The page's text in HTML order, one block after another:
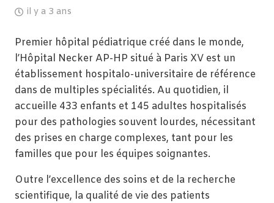
il y a 3 ans
Premier hôpital pédiatrique créé dans le monde,
l’Hôpital Necker AP-HP situé à Paris XV est un
établissement hospitalo-universitaire de référence
dans de multiples spécialités. Au quotidien, il
accueille 433 enfants et 145 adultes hospitalisés
pour des pathologies souvent lourdes, nécessitant
des prises en charge complexes, tant pour les
familles que pour les équipes soignantes.
Outre l’excellence des soins et de la recherche
scientifique, la qualité de vie des patients